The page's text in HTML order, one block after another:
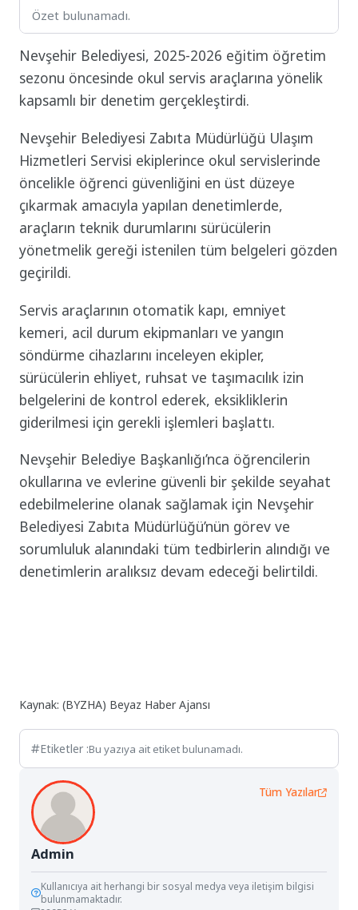
Özet bulunamadı.
Nevşehir Belediyesi, 2025-2026 eğitim öğretim
sezonu öncesinde okul servis araçlarına yönelik
kapsamlı bir denetim gerçekleştirdi.
Nevşehir Belediyesi Zabıta Müdürlüğü Ulaşım
Hizmetleri Servisi ekiplerince okul servislerinde
öncelikle öğrenci güvenliğini en üst düzeye
çıkarmak amacıyla yapılan denetimlerde,
araçların teknik durumlarını sürücülerin
yönetmelik gereği istenilen tüm belgeleri gözden
geçirildi.
Servis araçlarının otomatik kapı, emniyet
kemeri, acil durum ekipmanları ve yangın
söndürme cihazlarını inceleyen ekipler,
sürücülerin ehliyet, ruhsat ve taşımacılık izin
belgelerini de kontrol ederek, eksikliklerin
giderilmesi için gerekli işlemleri başlattı.
Nevşehir Belediye Başkanlığı’nca öğrencilerin
okullarına ve evlerine güvenli bir şekilde seyahat
edebilmelerine olanak sağlamak için Nevşehir
Belediyesi Zabıta Müdürlüğü’nün görev ve
sorumluluk alanındaki tüm tedbirlerin alındığı ve
denetimlerin aralıksız devam edeceği belirtildi.
Kaynak: (BYZHA) Beyaz Haber Ajansı
Etiketler :Bu yazıya ait etiket bulunamadı.
Admin
Tüm Yazılar
Kullanıcıya ait herhangi bir sosyal medya veya iletişim bilgisi
bulunmamaktadır.